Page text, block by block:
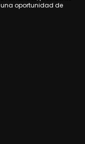
oportunidad de